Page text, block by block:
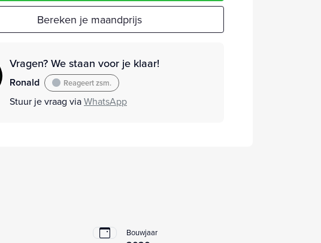
Bereken je maandprijs
Vragen? We staan voor je klaar!
Ronald Reageert zsm.
Stuur je vraag viaWhatsApp
Bouwjaar